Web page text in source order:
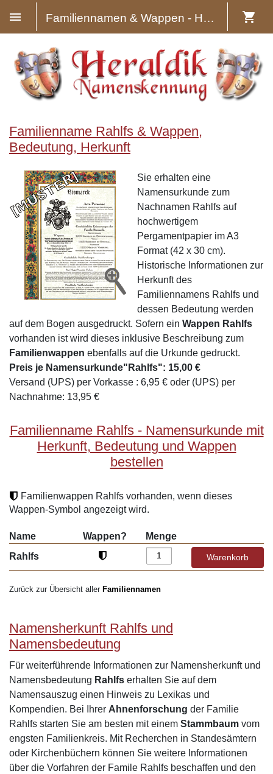
Familiennamen & Wappen - Heraldik
Familienname Rahlfs & Wappen,
Bedeutung, Herkunft
Sie erhalten eine
Namensurkunde zum
Nachnamen Rahlfs auf
hochwertigem
Pergamentpapier im A3
Format (42 x 30 cm).
Historische Informationen zur
Herkunft des
Familiennamens Rahlfs und
dessen Bedeutung werden
auf dem Bogen ausgedruckt. Sofern ein Wappen Rahlfs
vorhanden ist wird dieses inklusive Beschreibung zum
Familienwappen ebenfalls auf die Urkunde gedruckt.
Preis je Namensurkunde"Rahlfs": 15,00 €
Versand (UPS) per Vorkasse : 6,95 € oder (UPS) per
Nachnahme: 13,95 €
Familienname Rahlfs - Namensurkunde mit
Herkunft, Bedeutung und Wappen
bestellen
Familienwappen Rahlfs vorhanden, wenn dieses
Wappen-Symbol angezeigt wird.
Name Wappen?
Menge
Rahlfs
Zurück zur Übersicht aller Familiennamen
Namensherkunft Rahlfs und
Namensbedeutung
Für weiterführende Informationen zur Namensherkunft und
Namensbedeutung Rahlfs erhalten Sie auf dem
Namensauszug einen Hinweis zu Lexikas und
Kompendien. Bei Ihrer Ahnenforschung der Familie
Rahlfs starten Sie am besten mit einem Stammbaum vom
engsten Familienkreis. Mit Recherchen in Standesämtern
oder Kirchenbüchern können Sie weitere Informationen
über die Vorfahren der Famile Rahlfs beschaffen und den